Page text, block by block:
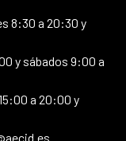
8:30 a 20:30 y
y sábados 9:00 a
a 20:00 y